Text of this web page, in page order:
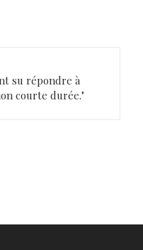
su répondre à
courte durée."